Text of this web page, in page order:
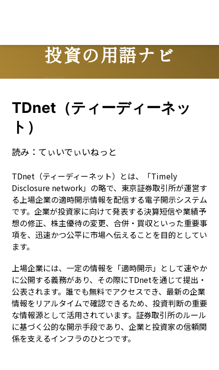
投資の用語ナビ
Terms
TDnet（ティーディーネッ
ト）
読み： てぃいでぃいねっと
TDnet（ティーディーネット）とは、「Timely
Disclosure network」の略で、東京証券取引所が運営す
る上場企業の適時開示情報を配信する電子開示システム
です。企業が投資家に向けて発表する決算短信や業績予
想の修正、株主優待の変更、合併・買収といった重要事
項を、迅速かつ公平に市場へ伝えることを目的としてい
ます。
上場企業には、一定の情報を「適時開示」として速やか
に公開する義務があり、その際にTDnetを通じて提出・
公表されます。誰でも無料でアクセスでき、最新の企業
情報をリアルタイムで確認できるため、投資判断の重要
な情報源として活用されています。証券取引所のルール
に基づく公的な開示手段であり、企業と投資家の信頼関
係を支えるインフラのひとつです。